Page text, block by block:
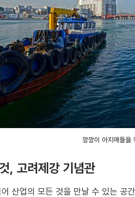
깡깡이 아지매들을
, 고려제강 기념관
산업의 모든 것을 만날 수 있는 공